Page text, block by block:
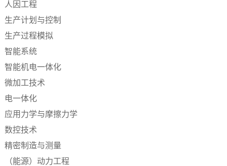
人因工程
生产计划与控制
生产过程模拟
智能系统
智能机电一体化
微加工技术
电一体化
应用力学与摩擦力学
数控技术
精密制造与测量
（能源）动力工程